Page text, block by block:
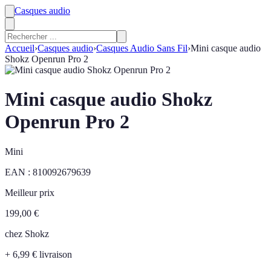
Casques audio
Accueil›Casques audio›Casques Audio Sans Fil›Mini casque audio
Shokz Openrun Pro 2
Mini casque audio Shokz
Openrun Pro 2
Mini
EAN : 810092679639
Meilleur prix
199,00 €
chez Shokz
+ 6,99 € livraison